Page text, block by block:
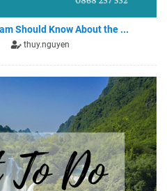
Should Know About the ...
thuy.nguyen